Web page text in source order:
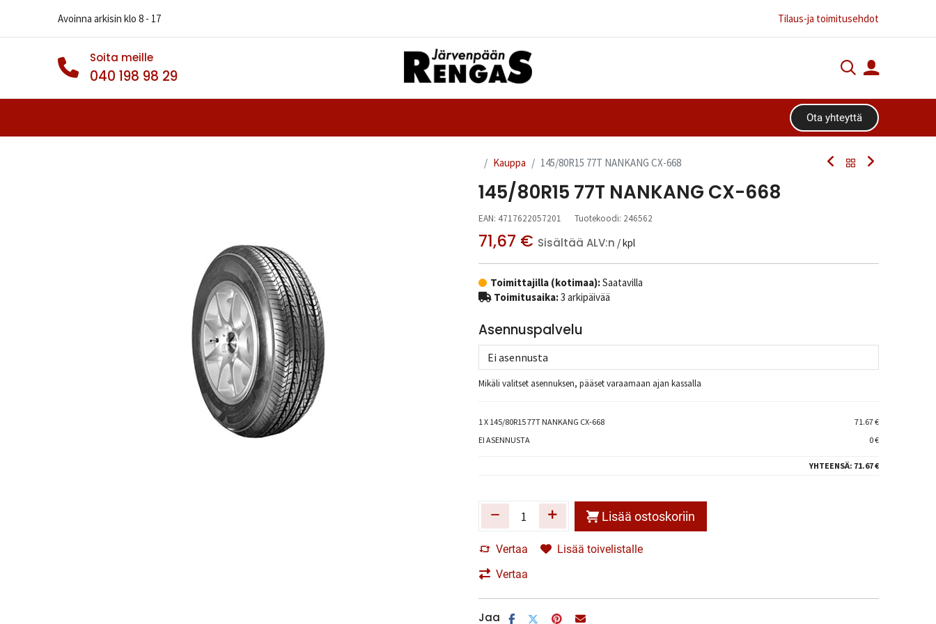
Avoinna arkisin klo 8 - 17 Tilaus-ja toimitusehdot
Soita meille
040 198 98 29
Ota yhteyttä​​​​
Kauppa 145/80R15 77T NANKANG CX-668
145/80R15 77T NANKANG CX-668
EAN: 4717622057201 Tuotekoodi: 246562
71,67 € Sisältää ALV:n / kpl
Toimittajilla (kotimaa):Saatavilla
Toimitusaika:3 arkipäivää
Asennuspalvelu
Mikäli valitset asennuksen, pääset varaamaan ajan kassalla
1X 145/80R15 77T NANKANG CX-668
71.67 €
EI ASENNUSTA
0 €
YHTEENSÄ: 71.67 €
Lisää ostoskoriin
Vertaa
Lisää toivelistalle
Vertaa
Jaa